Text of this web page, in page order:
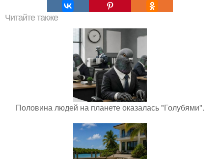
Читайте также
Половина людей на планете оказалась "Голубями".